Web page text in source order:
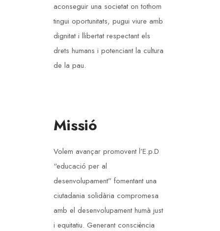
aconseguir una societat on tothom
tingui oportunitats, pugui viure amb
dignitat i llibertat respectant els
drets humans i potenciant la cultura
de la pau.
Missió
Volem avançar promovent l’E.p.D
“educació per al
desenvolupament” fomentant una
ciutadania solidària compromesa
amb el desenvolupament humà just
i equitatiu. Generant consciència